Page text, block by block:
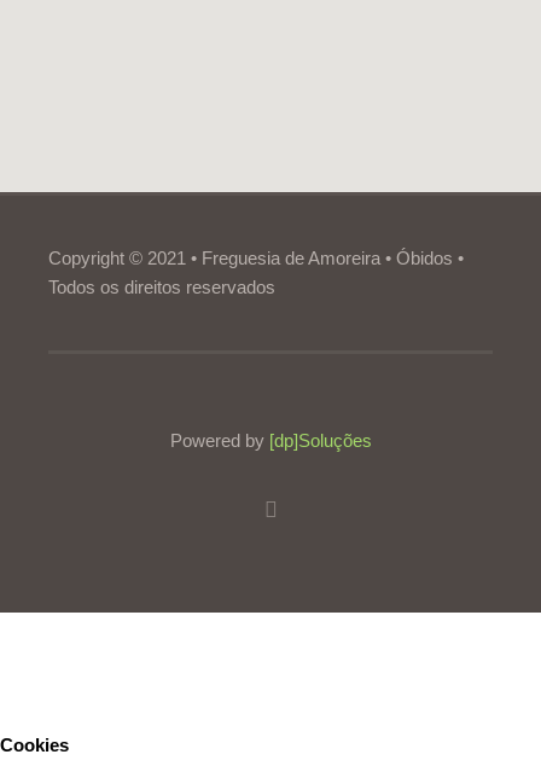
Copyright © 2021 • Freguesia de Amoreira • Óbidos •
Todos os direitos reservados
Powered by [dp]Soluções
Cookies